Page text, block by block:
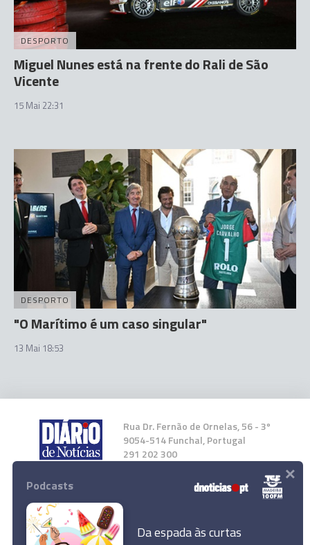
DESPORTO
Miguel Nunes está na frente do Rali de São
Vicente
15 Mai 22:31
DESPORTO
"O Marítimo é um caso singular"
13 Mai 18:53
Rua Dr. Fernão de Ornelas, 56 - 3º
9054-514 Funchal, Portugal
291 202 300
Instale a nossa App
Podcasts
Da espada às curtas
×